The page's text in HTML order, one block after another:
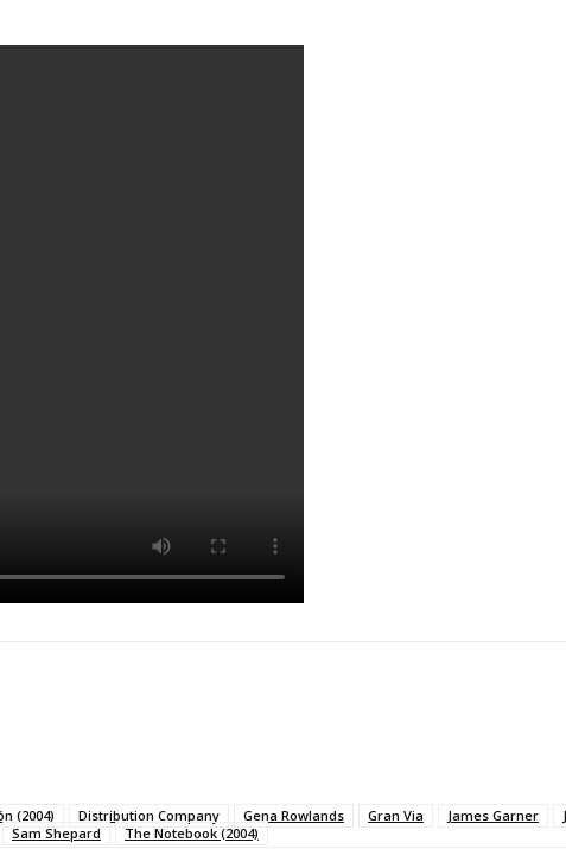
(2004) Distribution Company Gena Rowlands Gran Via James Garner
Sam Shepard The Notebook (2004)